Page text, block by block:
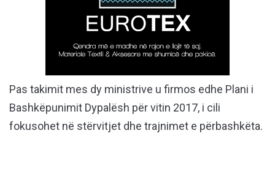
Pas takimit mes dy ministrive u firmos edhe Plani i
Bashkëpunimit Dypalësh për vitin 2017, i cili
fokusohet në stërvitjet dhe trajnimet e përbashkëta.